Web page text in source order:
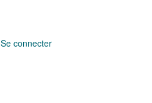
Se connecter